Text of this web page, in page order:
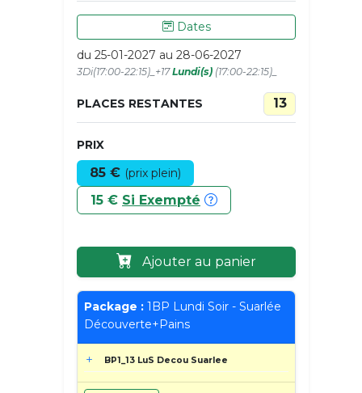
Dates
du 25-01-2027 au 28-06-2027
3Di(17:00-22:15)_+17Lundi(s) (17:00-22:15)_
PLACES RESTANTES 13
PRIX
85 € (prix plein)
15 € Si Exempté
Ajouter au panier
Package : 1BP Lundi Soir - Suarlée
Découverte+Pains
BP1_13 LuS Decou Suarlee